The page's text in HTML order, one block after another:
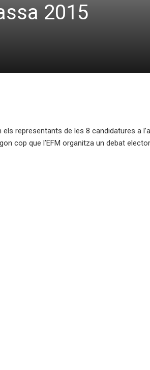
2015
representants de les 8 candidatures a
cop que l’EFM organitza un debat